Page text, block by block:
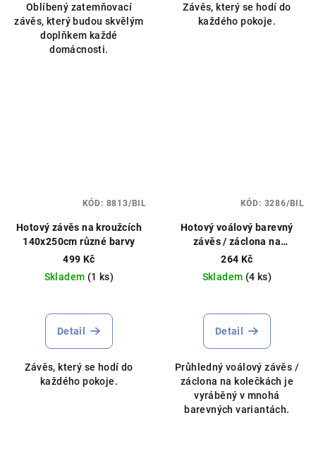
z
5
hvězdiček.
Oblíbený zatemňovací
závěs, který budou skvělým
doplňkem každé
domácnosti.
Závěs, který se hodí do
každého pokoje.
Hotový závěs na kroužcích
140x250cm různé barvy
499 Kč
Skladem (1 ks)
Detail
Závěs, který se hodí do
každého pokoje.
KÓD: 8813/BIL
Hotový voálový barevný
závěs / záclona na
kolečkách / s kroužky
145x250cm různé barvy
264 Kč
Skladem (4 ks)
hodnocení
produktu
z
5
hvězdiček.
Detail
Průhledný voálový závěs /
záclona na kolečkách je
vyráběný v mnohá
barevných variantách.
KÓD: 3286/BIL